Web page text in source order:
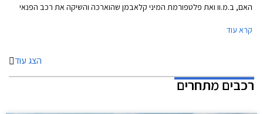
האם, ב.מ.וו ואת פלטפורמת המיני קלאבמן שהוארכה והשיקה את רכב הפנאי
יורק, עובר הקאנטרימן מתיחת פנים של אמצע החיים.
קרא עוד
הצג עוד
רכבים מתחרים